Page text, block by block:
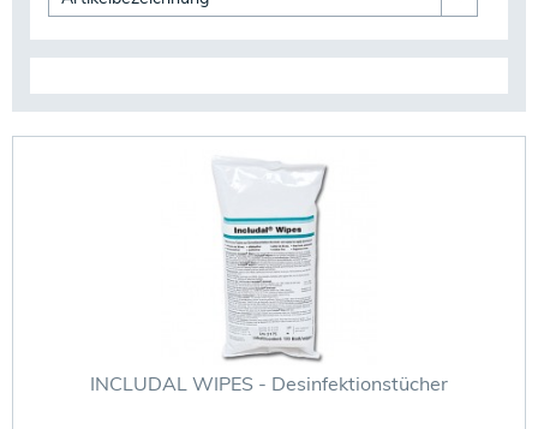
INCLUDAL WIPES - Desinfektionstücher